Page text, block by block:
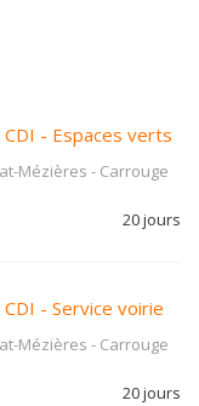
- Espaces verts
Mézières - Carrouge
20 jours
- Service voirie
Mézières - Carrouge
20 jours